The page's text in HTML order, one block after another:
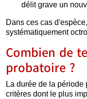
délit grave un
Dans ces cas
systématiquement
Combien de
probatoire ?
La durée de la
critères dont le plus